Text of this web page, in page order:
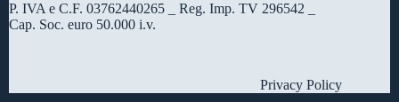
P. IVA e C.F. 03762440265 _ Reg. Imp. TV 296542 _
Cap. Soc. euro 50.000 i.v.
Privacy Policy